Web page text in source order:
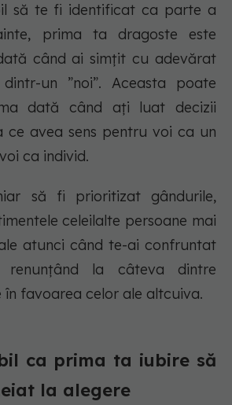
să te fi identificat ca parte a
prima ta dragoste este
când ai simțit cu adevărat
un ”noi”. Aceasta poate
dată când ați luat decizii
ce avea sens pentru voi ca un
ca individ.
să fi prioritizat gândurile,
celeilalte persoane mai
atunci când te-ai confruntat
la câteva dintre
în favoarea celor ale altcuiva.
ca prima ta iubire să
la alegere